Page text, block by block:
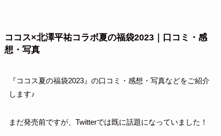
ココス×北澤平祐コラボ夏の福袋2023｜口コミ・感
想・写真
『ココス夏の福袋2023』の口コミ・感想・写真などをご紹介
します♪
まだ発売前ですが、Twitterでは既に話題になっていました！